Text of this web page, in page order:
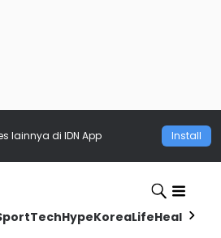
lainnya di IDN App Install
TechHypeKoreaLifeHealth